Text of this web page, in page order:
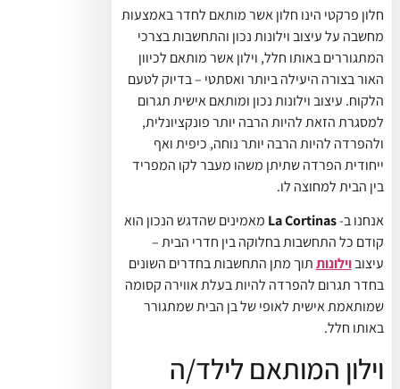
חלון פרקטי הינו חלון אשר מותאם לחדר באמצעות
מחשבה על עיצוב וילונות נכון והתחשבות בצרכי
המתגוררים באותו חלל, וילון אשר מותאם לכיוון
האור בצורה היעילה ביותר ואסתטי – בדיוק לטעם
הלקוח. עיצוב וילונות נכון ומותאם אישית תגרום
למסגרת הזאת להיות הרבה יותר פונקציונלית,
ולהפרדה להיות הרבה יותר נוחה, כיפית ואף
ייחודית הפרדה שתיתן משהו מעבר לקו המפריד
בין הבית למחוצה לו.
אנחנו ב-La Cortinas מאמינים שהדגש הנכון הוא
קודם כל התחשבות בחלוקה בין חדרי הבית –
עיצובוילונותתוך מתן התחשבות בחדרים השונים
בחדר תגרום להפרדה להיות בעלת אווירה קסומה
שמותאמת אישית לאופי של בן הבית שמתגורר
באותו חלל.
וילון המותאם לילד/ה